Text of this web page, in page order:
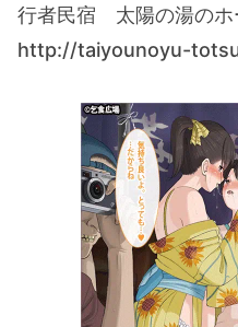
行者民宿 太陽の湯のホ
http://taiyounoyu-